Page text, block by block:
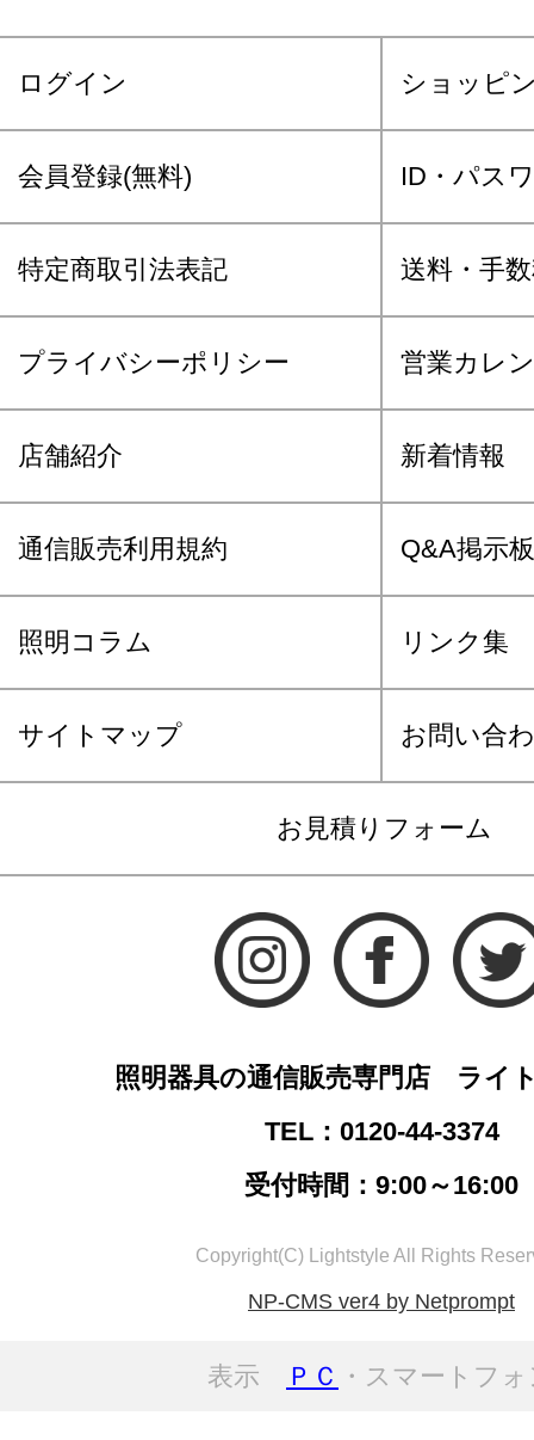
ログイン ショッピ
会員登録(無料) ID・パス
特定商取引法表記 送料・手
プライバシーポリシー 営業カレ
店舗紹介 新着情報
通信販売利用規約 Q&A掲示板
照明コラム リンク集
サイトマップ お問い合
お見積りフォーム
照明器具の通信販売専門店 ライ
TEL：0120-44-3374
受付時間：9:00～16:00
Copyright(C) Lightstyle All Rights
NP-CMS ver4 by Netprompt
表示 ＰＣ ・スマートフ